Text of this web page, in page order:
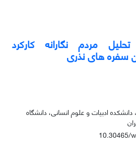
مردم‌ نگارانه کارکرد
سفره‌ های نذری
دانشکده ادبیات و علوم انسانی، دانشگاه
10.30465/